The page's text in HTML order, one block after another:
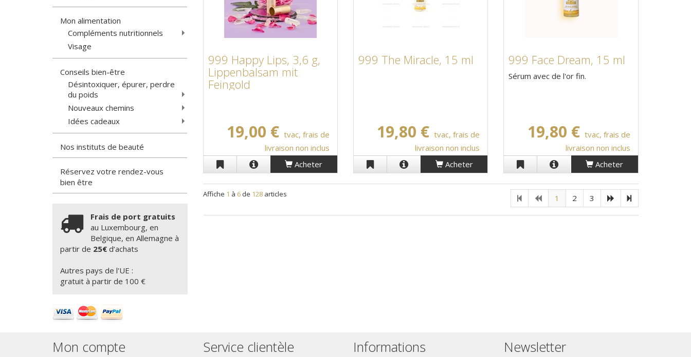
Mon alimentation
Compléments nutritionnels
Visage
Conseils bien-être
Désintoxiquer, épurer, perdre
du poids
Nouveaux chemins
Idées cadeaux
Nos instituts de beauté
Réservez votre rendez-vous
bien être
Frais de port gratuits
au Luxembourg, en
Belgique, en Allemagne à
partir de 25€ d‘achats
Autres pays de l'UE :
gratuit à partir de 100 €
999 Happy Lips, 3,6 g,
Lippenbalsam mit
Feingold
19,00 € tvac, frais de
livraison non inclus
Acheter
999 The Miracle, 15 ml
19,80 € tvac, frais de
livraison non inclus
Acheter
999 Face Dream, 15 ml
Sérum avec de l'or fin.
19,80 € tvac, frais de
livraison non inclus
Acheter
Affiche 1 à 6 de 128 articles 1 2 3
Mon compte Service clientèle Informations Newsletter